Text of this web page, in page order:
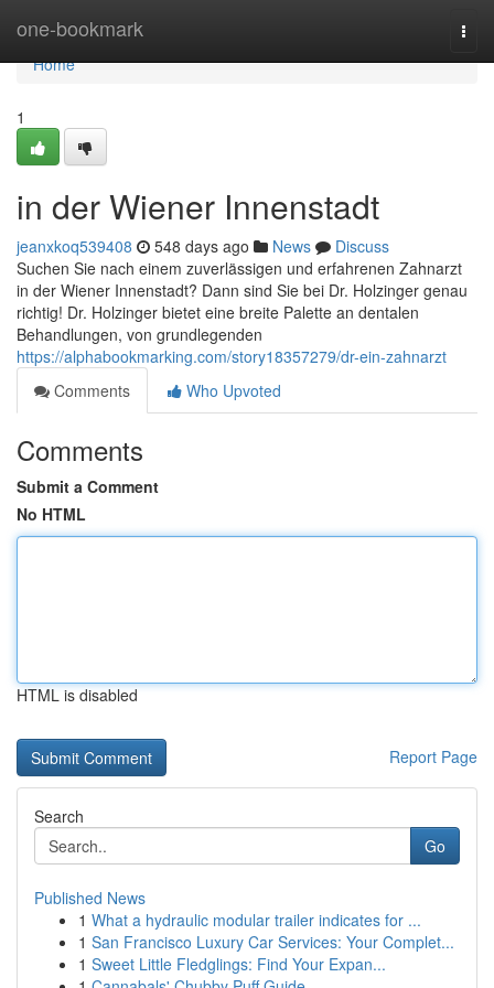
one-bookmark
Home
Home
1
in der Wiener Innenstadt
jeanxkoq539408 548 days ago News
Discuss
Suchen Sie nach einem zuverlässigen und erfahrenen Zahnarzt
in der Wiener Innenstadt? Dann sind Sie bei Dr. Holzinger genau
richtig! Dr. Holzinger bietet eine breite Palette an dentalen
Behandlungen, von grundlegenden
https://alphabookmarking.com/story18357279/dr-ein-zahnarzt
Comments
Who Upvoted
Comments
Submit a Comment
No HTML
HTML is disabled
Report Page
Search
Go
Published News
1 What a hydraulic modular trailer indicates for ...
1 San Francisco Luxury Car Services: Your Complet...
1 Sweet Little Fledglings: Find Your Expan...